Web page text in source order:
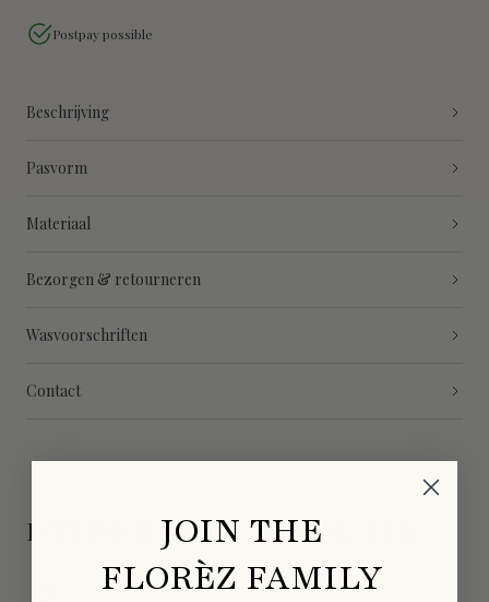
Postpay possible
Beschrijving
Pasvorm
Materiaal
Bezorgen & retourneren
Wasvoorschriften
Contact
DIT VIND JE MISSCHIEN OOK LEUK
JOIN THE
FLORÈZ FAMILY